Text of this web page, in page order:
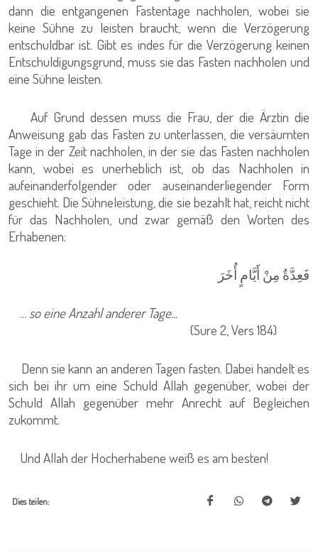
dann die entgangenen Fastentage nachholen, wobei sie
keine Sühne zu leisten braucht, wenn die Verzögerung
entschuldbar ist. Gibt es indes für die Verzögerung keinen
Entschuldigungsgrund, muss sie das Fasten nachholen und
eine Sühne leisten.
Auf Grund dessen muss die Frau, der die Ärztin die
Anweisung gab das Fasten zu unterlassen, die versäumten
Tage in der Zeit nachholen, in der sie das Fasten nachholen
kann, wobei es unerheblich ist, ob das Nachholen in
aufeinanderfolgender oder auseinanderliegender Form
geschieht. Die Sühneleistung, die sie bezahlt hat, reicht nicht
für das Nachholen, und zwar gemäß den Worten des
Erhabenen:
فَعِدَّةٌ مِنْ أَيَّامٍ أُخَرَ
... so eine Anzahl anderer Tage...
(Sure 2, Vers 184)
Denn sie kann an anderen Tagen fasten. Dabei handelt es
sich bei ihr um eine Schuld Allah gegenüber, wobei der
Schuld Allah gegenüber mehr Anrecht auf Begleichen
zukommt.
Und Allah der Hocherhabene weiß es am besten!
Dies teilen: